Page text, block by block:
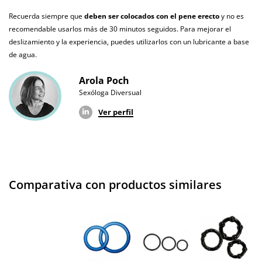
Envío discreto Paquete discreto y sin distintivos
3 años de garantía
¿Cuándo lo
recibo?
El martes 11 de agosto (fecha estimada)
Recuerda siempre quedeben ser colocados con el pene erectoy no es
recomendable usarlos más de 30 minutos seguidos. Para mejorar el
deslizamiento y la experiencia, puedes utilizarlos con un lubricante a base
de agua.
Arola Poch
Sexóloga Diversual
Ver perfil
Comparativa con productos similares